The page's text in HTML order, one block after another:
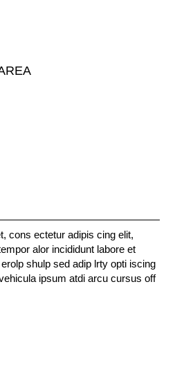
cons ectetur adipis cing elit,
alor incididunt labore et
shulp sed adip lrty opti iscing
ipsum atdi arcu cursus off